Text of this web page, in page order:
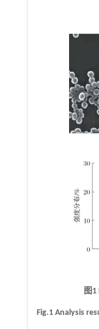
图
Fig.1 Analysis